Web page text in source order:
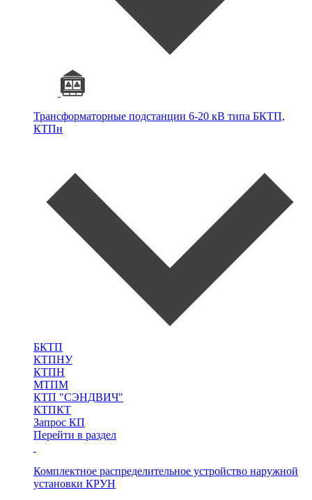
Трансформаторные подстанции 6-20 кВ типа БКТП,
КТПн
БКТП
КТПНУ
КТПН
МТПМ
КТП "СЭНДВИЧ"
КТПКТ
Запрос КП
Перейти в раздел
Комплектное распределительное устройство наружной
установки КРУН